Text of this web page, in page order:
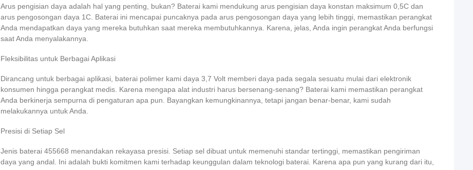
Arus pengisian daya adalah hal yang penting, bukan? Baterai kami mendukung arus pengisian daya konstan maksimum 0,5C dan
arus pengosongan daya 1C. Baterai ini mencapai puncaknya pada arus pengosongan daya yang lebih tinggi, memastikan perangkat
Anda mendapatkan daya yang mereka butuhkan saat mereka membutuhkannya. Karena, jelas, Anda ingin perangkat Anda berfungsi
saat Anda menyalakannya.
Fleksibilitas untuk Berbagai Aplikasi
Dirancang untuk berbagai aplikasi, baterai polimer kami daya 3,7 Volt memberi daya pada segala sesuatu mulai dari elektronik
konsumen hingga perangkat medis. Karena mengapa alat industri harus bersenang-senang? Baterai kami memastikan perangkat
Anda berkinerja sempurna di pengaturan apa pun. Bayangkan kemungkinannya, tetapi jangan benar-benar, kami sudah
melakukannya untuk Anda.
Presisi di Setiap Sel
Jenis baterai 455668 menandakan rekayasa presisi. Setiap sel dibuat untuk memenuhi standar tertinggi, memastikan pengiriman
daya yang andal. Ini adalah bukti komitmen kami terhadap keunggulan dalam teknologi baterai. Karena apa pun yang kurang dari itu,